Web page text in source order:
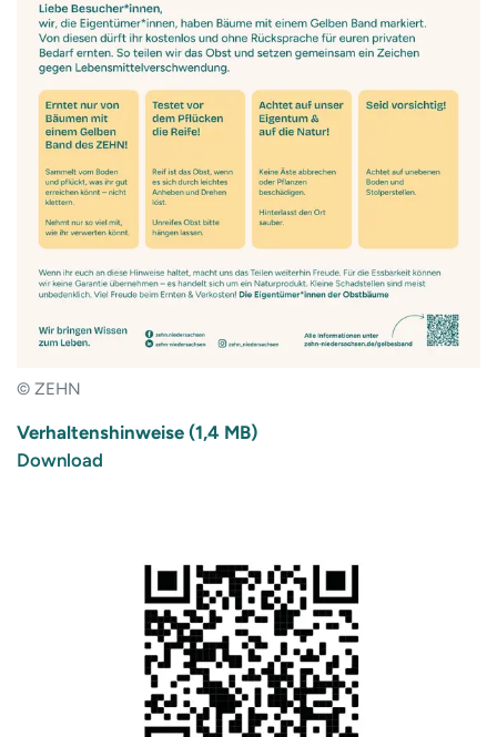
© ZEHN
Verhaltenshinweise (1,4 MB)
Download